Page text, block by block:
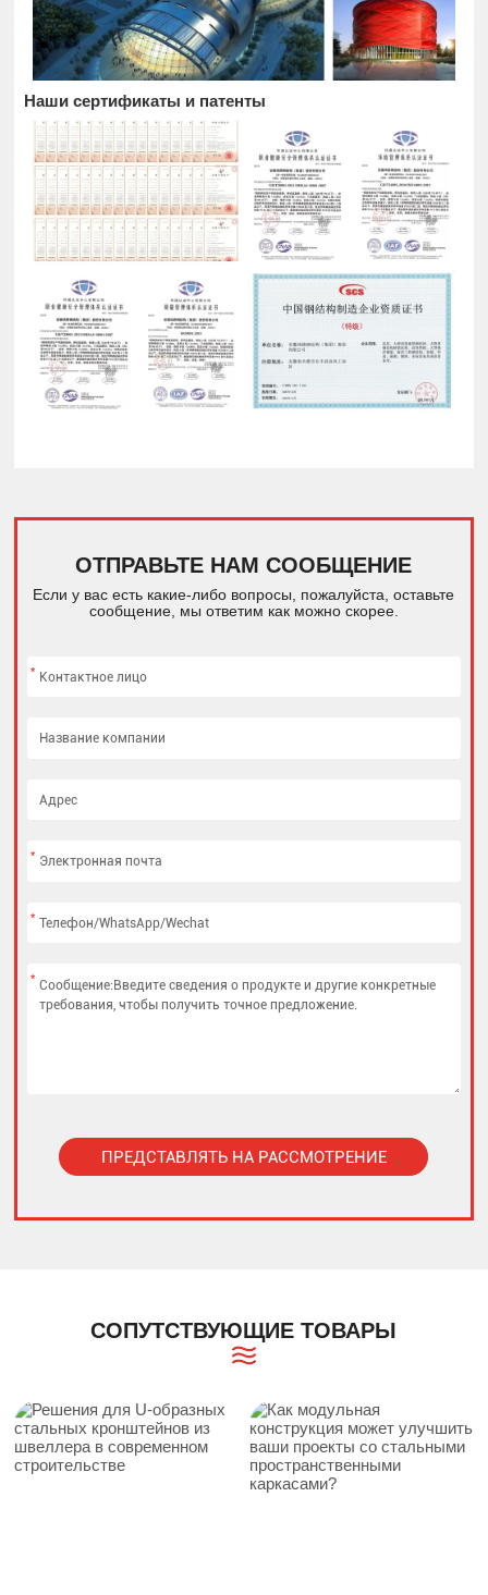
Наши сертификаты и патенты
ОТПРАВЬТЕ НАМ СООБЩЕНИЕ
Если у вас есть какие-либо вопросы, пожалуйста, оставьте
сообщение, мы ответим как можно скорее.
*
*
*
*
ПРЕДСТАВЛЯТЬ НА РАССМОТРЕНИЕ
СОПУТСТВУЮЩИЕ ТОВАРЫ